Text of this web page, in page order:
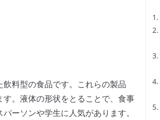
料型の食品です。これらの製品
。液体の形状をとることで、食事
ーソンや学生に人気があります。